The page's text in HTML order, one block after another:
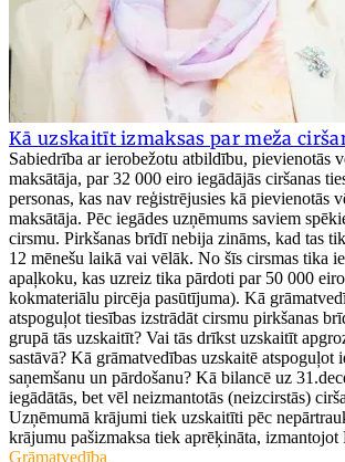
Kā uzskaitīt izmaksas par meža
Sabiedrība ar ierobežotu atbildību, pievienotās
maksātāja, par 32 000 eiro iegādājās ciršanas
personas, kas nav reģistrējusies kā pievienotās
maksātāja. Pēc iegādes uzņēmums saviem
cirsmu. Pirkšanas brīdī nebija zināms, kad tas
12 mēnešu laikā vai vēlāk. No šīs cirsmas tika
apaļkoku, kas uzreiz tika pārdoti par 50 000
kokmateriālu pircēja pasūtījuma). Kā
atspoguļot tiesības izstrādāt cirsmu pirkšanas
grupā tās uzskaitīt? Vai tās drīkst uzskaitīt
sastāvā? Kā grāmatvedības uzskaitē atspoguļot
saņemšanu un pārdošanu? Kā bilancē uz
iegādātās, bet vēl neizmantotās (neizcirstās)
Uzņēmumā krājumi tiek uzskaitīti pēc
krājumu pašizmaksa tiek aprēķināta,
Grāmatvedība